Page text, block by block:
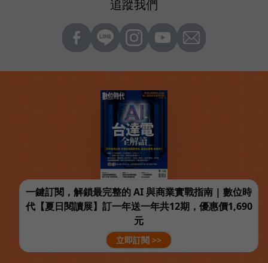
追蹤我們
一鍵訂閱，解鎖最完整的 AI 與商業實戰指南 | 數位時
代【夏日閱讀展】訂一年送一年共12期，優惠價1,690
元
立即訂閱 >>